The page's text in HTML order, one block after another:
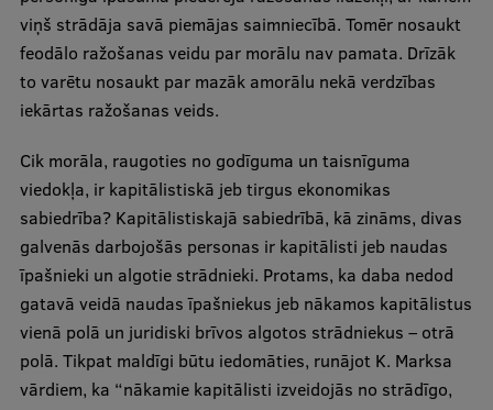
viņš strādāja savā piemājas saimniecībā. Tomēr nosaukt
feodālo ražošanas veidu par morālu nav pamata. Drīzāk
to varētu nosaukt par mazāk amorālu nekā verdzības
iekārtas ražošanas veids.
Cik morāla, raugoties no godīguma un taisnīguma
viedokļa, ir kapitālistiskā jeb tirgus ekonomikas
sabiedrība? Kapitālistiskajā sabiedrībā, kā zināms, divas
galvenās darbojošās personas ir kapitālisti jeb naudas
īpašnieki un algotie strādnieki. Protams, ka daba nedod
gatavā veidā naudas īpašniekus jeb nākamos kapitālistus
vienā polā un juridiski brīvos algotos strādniekus – otrā
polā. Tikpat maldīgi būtu iedomāties, runājot K. Marksa
vārdiem, ka “nākamie kapitālisti izveidojās no strādīgo,